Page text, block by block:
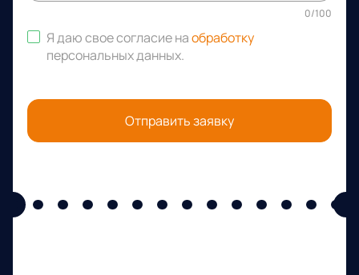
0/100
Я даю свое согласие наобработку
персональных данных.
Отправить заявку